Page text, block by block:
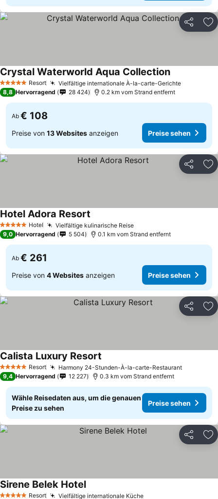
Teilen
5 Sterne Resort Vielfältige internationale À-la-carte-Gerichte
Crystal Waterworld Aqua Collection
8,8 Hervorragend 28 424 0.2 km vom Strand entfernt
Ab € 108
Preise von 13 Websites anzeigen Preise sehen
Teilen
5 Sterne Hotel Vielfältige kulinarische Reise
Hotel Adora Resort
9,0 Hervorragend 5 504 0.1 km vom Strand entfernt
Ab € 261
Preise von 4 Websites anzeigen Preise sehen
Teilen
5 Sterne Resort Harmony 24-Stunden-À-la-carte-Restaurant
Calista Luxury Resort
9,4 Hervorragend 12 227 0.3 km vom Strand entfernt
Wähle Reisedaten aus, um die genauen
Preise zu sehen
Preise sehen
Teilen
Resort Vielfältige internationale Küche
Sirene Belek Hotel